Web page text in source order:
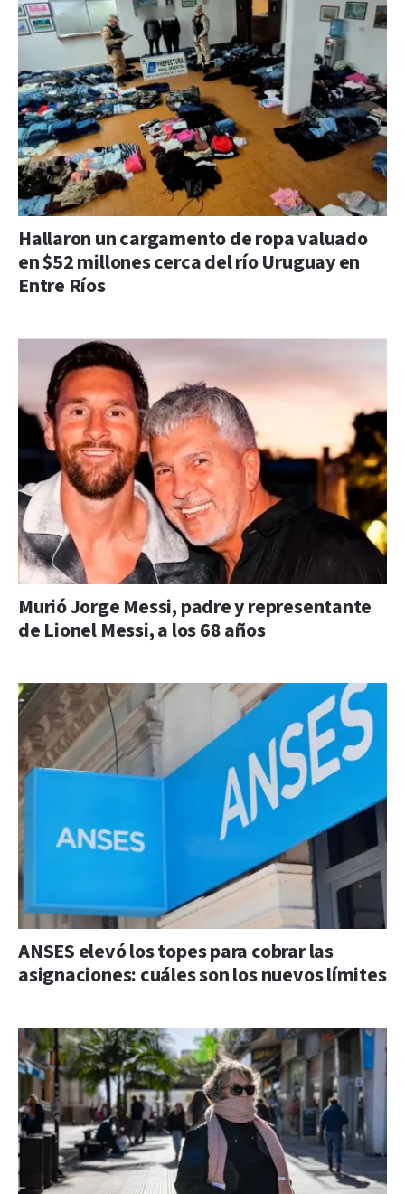
Hallaron un cargamento de ropa valuado
en $52 millones cerca del río Uruguay en
Entre Ríos
Murió Jorge Messi, padre y representante
de Lionel Messi, a los 68 años
ANSES elevó los topes para cobrar las
asignaciones: cuáles son los nuevos límites